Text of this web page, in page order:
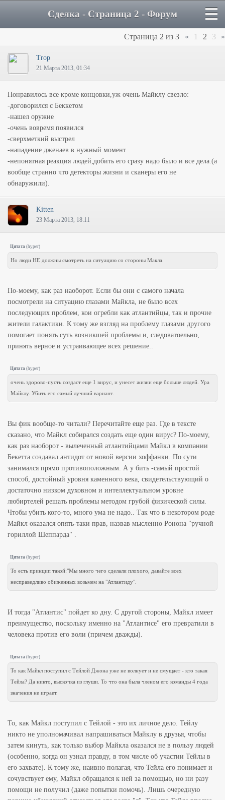
Сделка - Страница 2 - Форум
Страница 2 из 3 « 1 2 3 »
Trop
21 Марта 2013, 01:34
Понравилось все кроме концовки,уж очень Майклу свезло:
-договорился с Беккетом
-нашел оружие
-очень вовремя появился
-сверхметкий выстрел
-нападение дженаев в нужный момент
-непонятная реакция людей,добить его сразу надо было и все дела.(а
вообще странно что детекторы жизни и сканеры его не
обнаружили).
Kitten
23 Марта 2013, 18:11
Цитата (hyper)
Но люди НЕ должны смотреть на ситуацию со стороны Макла.
По-моему, как раз наоборот. Если бы они с самого начала
посмотрели на ситуацию глазами Майкла, не было всех
последующих проблем, кои огребли как атлантийцы, так и прочие
жители галактики. К тому же взгляд на проблему глазами другого
помогает понять суть возникшей проблемы и, следоватоельно,
принять верное и устраивающее всех решение..
Цитата (hyper)
очень здорово-пусть создаст еще 1 вирус, и унесет жизни еще больше людей. Ура
Майклу. Убить его самый лучший вариант.
Вы фик вообще-то читали? Перечитайте еще раз. Где в тексте
сказано, что Майкл собирался создать еще один вирус? По-моему,
как раз наоборот - вылеченный атлантийцами Майкл в компании
Бекетта создавал антидот от новой версии хоффанки. По сути
занимался прямо противоположным. А у бить -самый простой
способ, достойный уровня каменного века, свидетельствующий о
достаточно низком духовном и интеллектуальном уровне
любиртелей решать проблемы методом грубой физической силы.
Чтобы убить кого-то, много ума не надо.. Так что в некотором роде
Майкл оказался опять-таки прав, назвав мысленно Ронона "ручной
гориллой Шеппарда" .
Цитата (hyper)
То есть принцип такой:"Мы много чего сделали плохого, давайте всех
несправедливо обиженных возьмем на "Атлантиду".
И тогда "Атлантис" пойдет ко дну. С другой стороны, Майкл имеет
преимущество, поскольку именно на "Атлантисе" его превратили в
человека против его воли (причем дважды).
Цитата (hyper)
То как Майкл поступил с Тейлой Джона уже не волнует и не смущает - кто такая
Тейла? Да никто, выскочка из глуши. То что она была членом его команды 4 года
значения не играет.
То, как Майкл поступил с Тейлой - это их личное дело. Тейлу
никто не уполномачивал напрашиваться Майклу в друзья, чтобы
затем кинуть, как только выбор Майкла оказался не в пользу людей
(особенно, когда он узнал правду, в том числе об участии Тейлы в
его захвате). К тому же, наивно полагая, что Тейла его понимает и
сочувствует ему, Майкл обращался к ней за помощью, но ни разу
помощи не получил (даже попытки помочь). Лишь очередную